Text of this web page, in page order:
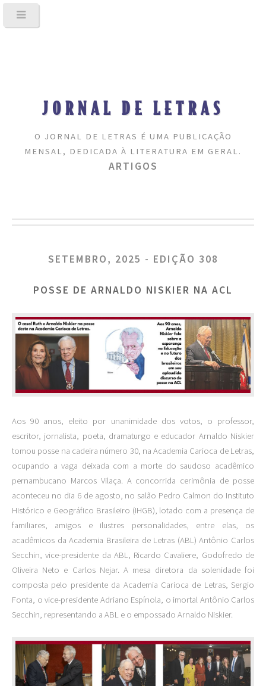
JORNAL DE LETRAS
O JORNAL DE LETRAS É UMA PUBLICAÇÃO
MENSAL, DEDICADA À LITERATURA EM GERAL.
ARTIGOS
SETEMBRO, 2025 - EDIÇÃO 308
POSSE DE ARNALDO NISKIER NA ACL
Aos 90 anos, eleito por unanimidade dos votos, o professor,
escritor, jornalista, poeta, dramaturgo e educador Arnaldo Niskier
tomou posse na cadeira número 30, na Academia Carioca de Letras,
ocupando a vaga deixada com a morte do saudoso acadêmico
pernambucano Marcos Vilaça. A concorrida cerimônia de posse
aconteceu no dia 6 de agosto, no salão Pedro Calmon do Instituto
Histórico e Geográfico Brasileiro (IHGB), lotado com a presença de
familiares, amigos e ilustres personalidades, entre elas, os
acadêmicos da Academia Brasileira de Letras (ABL) Antônio Carlos
Secchin, vice-presidente da ABL, Ricardo Cavaliere, Godofredo de
Oliveira Neto e Carlos Nejar. A mesa diretora da solenidade foi
composta pelo presidente da Academia Carioca de Letras, Sergio
Fonta, o vice-presidente Adriano Espínola, o imortal Antônio Carlos
Secchin, representando a ABL e o empossado Arnaldo Niskier.